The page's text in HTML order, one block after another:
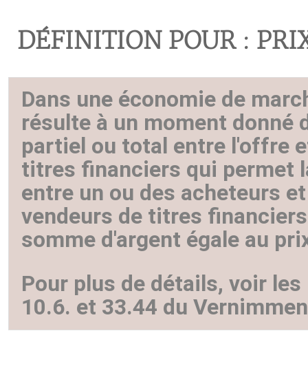
DÉFINITION POUR :
Dans une économie de
résulte à un moment donné
partiel ou total entre l'offre
titres financiers qui permet
entre un ou des acheteurs
vendeurs de titres
somme d'argent égale au
Pour plus de détails, voir les
10.6. et 33.44 du